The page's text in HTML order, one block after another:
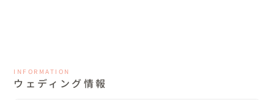
INFORMATION
ウェディング情報